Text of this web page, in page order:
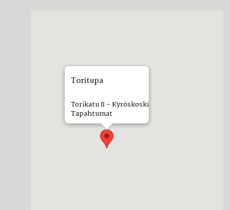
Toritupa
Torikatu 8 - Kyröskoski
Tapahtumat